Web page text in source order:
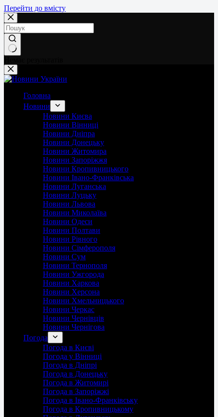
Перейти до вмісту
Головна
Новини
Новини Києва
Новини Вінниці
Новини Дніпра
Новини Донецьку
Новини Житомира
Новини Запоріжжя
Новини Кропивницького
Новини Івано-Франківська
Новини Луганська
Новини Луцьку
Новини Львова
Новини Миколаїва
Новини Одеси
Новини Полтави
Новини Рівного
Новини Сімферополя
Новини Сум
Новини Тернополя
Новини Ужгорода
Новини Харкова
Новини Херсона
Новини Хмельницького
Новини Черкас
Новини Чернівців
Новини Чернігова
Погода
Погода в Києві
Погода у Вінниці
Погода в Дніпрі
Погода в Донецьку
Погода в Житомирі
Погода в Запоріжжі
Погода в Івано-Франківську
Погода в Кропивницькому